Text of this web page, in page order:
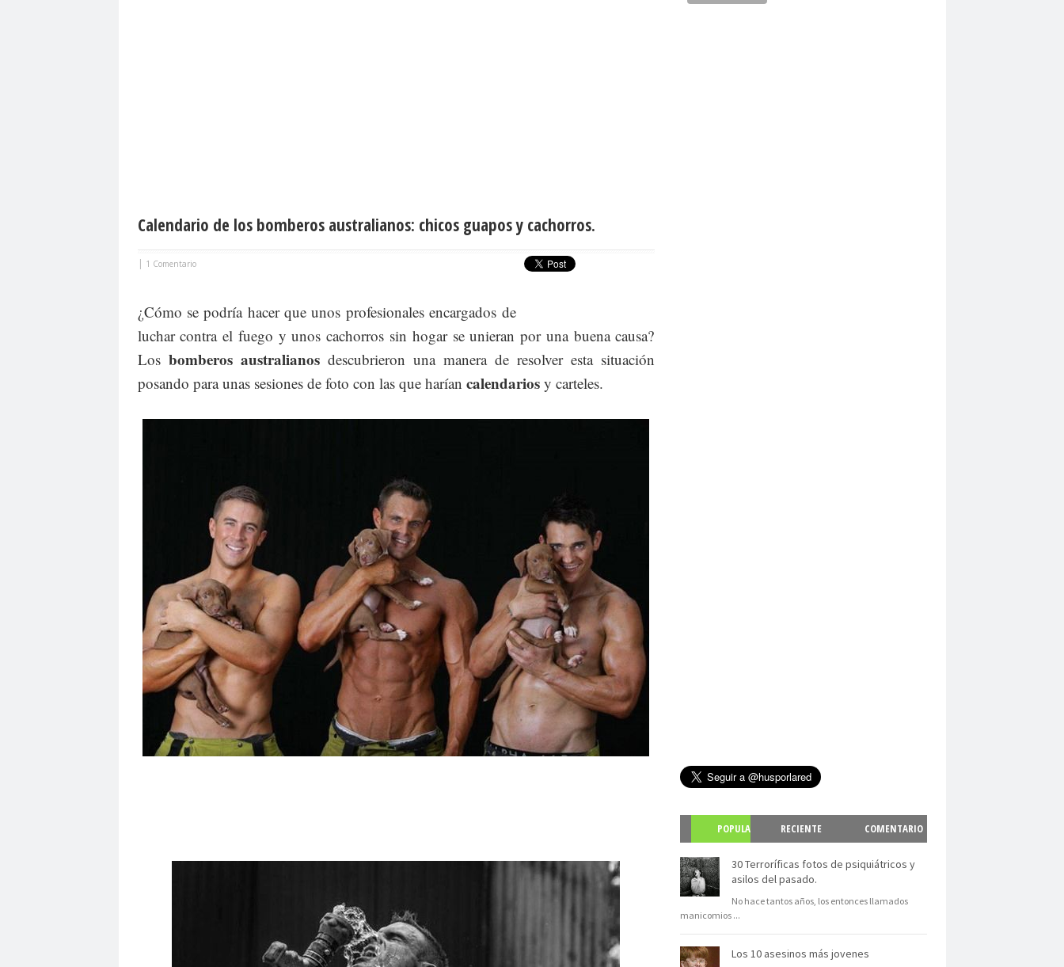
Calendario de los bomberos australianos: chicos guapos y cachorros.
| 1 Comentario
¿Cómo se podría hacer que unos profesionales encargados de
luchar contra el fuego y unos cachorros sin hogar se unieran por una buena causa?
Los bomberos australianosdescubrieron una manera de resolver esta situación
posando para unas sesiones de foto con las que harían calendariosy carteles.
POPULA
R
RECIENTE
COMENTARIO
S
30 Terroríficas fotos de psiquiátricos y
asilos del pasado.
No hace tantos años, los entonces llamados
manicomios ...
Los 10 asesinos más jovenes